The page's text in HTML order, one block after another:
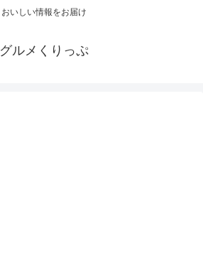
おいしい情報をお届け
グルメくりっぷ